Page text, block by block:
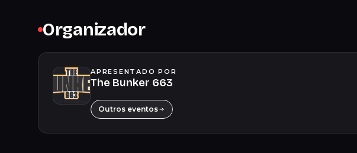
Organizador
APRESENTADO POR
The Bunker 663
Outros eventos